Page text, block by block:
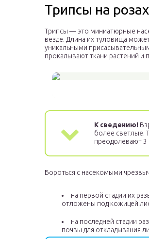
Трипсы на
Трипсы — это миниатюрные
везде. Длина их туловища
уникальными
прокалывают ткани растений и
К сведению!
более светлые.
преодолевают 3
Бороться с насекомыми
на первой стадии их
отложены под кожицей
на последней стадии
почвы для откладывания